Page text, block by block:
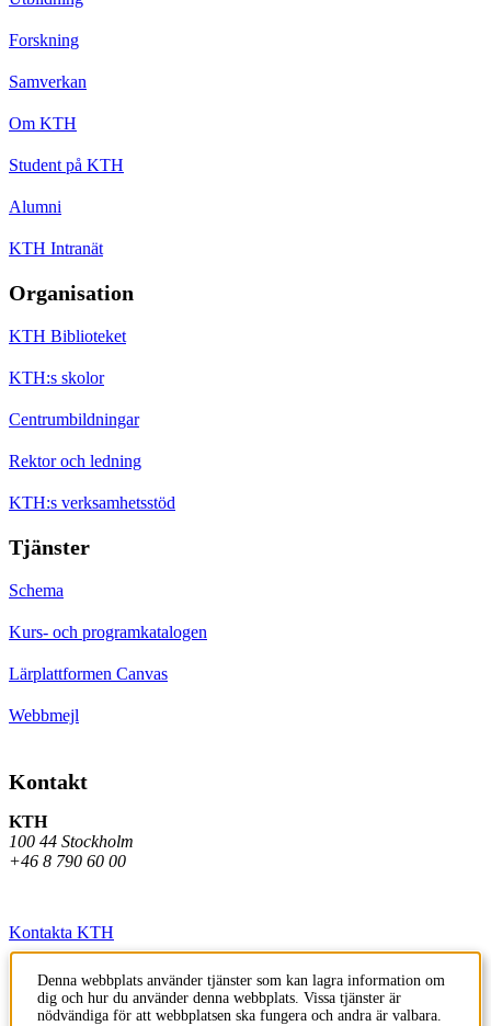
Forskning
Samverkan
Om KTH
Student på KTH
Alumni
KTH Intranät
Organisation
KTH Biblioteket
KTH:s skolor
Centrumbildningar
Rektor och ledning
KTH:s verksamhetsstöd
Tjänster
Schema
Kurs- och programkatalogen
Lärplattformen Canvas
Webbmejl
Kontakt
KTH
100 44 Stockholm
+46 8 790 60 00
Kontakta KTH
Jobba på KTH
Press och media
Denna webbplats använder tjänster som kan lagra information om
dig och hur du använder denna webbplats. Vissa tjänster är
nödvändiga för att webbplatsen ska fungera och andra är valbara.